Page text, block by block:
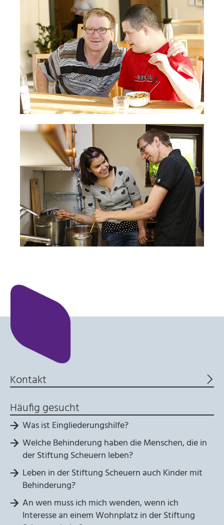
Kontakt
Häufig gesucht
Was ist Eingliederungshilfe?
Welche Behinderung haben die Menschen, die in
der Stiftung Scheuern leben?
Leben in der Stiftung Scheuern auch Kinder mit
Behinderung?
An wen muss ich mich wenden, wenn ich
Interesse an einem Wohnplatz in der Stiftung